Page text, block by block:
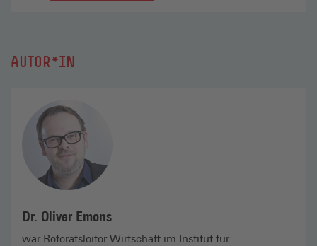
AUTOR*IN
Dr. Oliver Emons
war Referatsleiter Wirtschaft im Institut für